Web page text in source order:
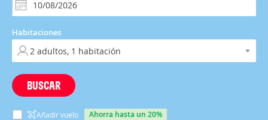
Habitaciones
BUSCAR
Añadir vuelo ahorra hasta un 20%